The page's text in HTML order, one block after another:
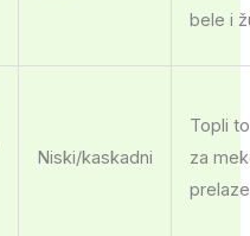
bele i
Niski/kaskadni
Topli
za
prelaze